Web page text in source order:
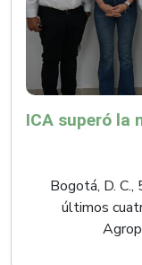
Bogotá, D.
últimos